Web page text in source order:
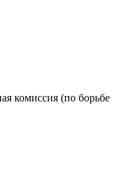
комиссия (по борьбе